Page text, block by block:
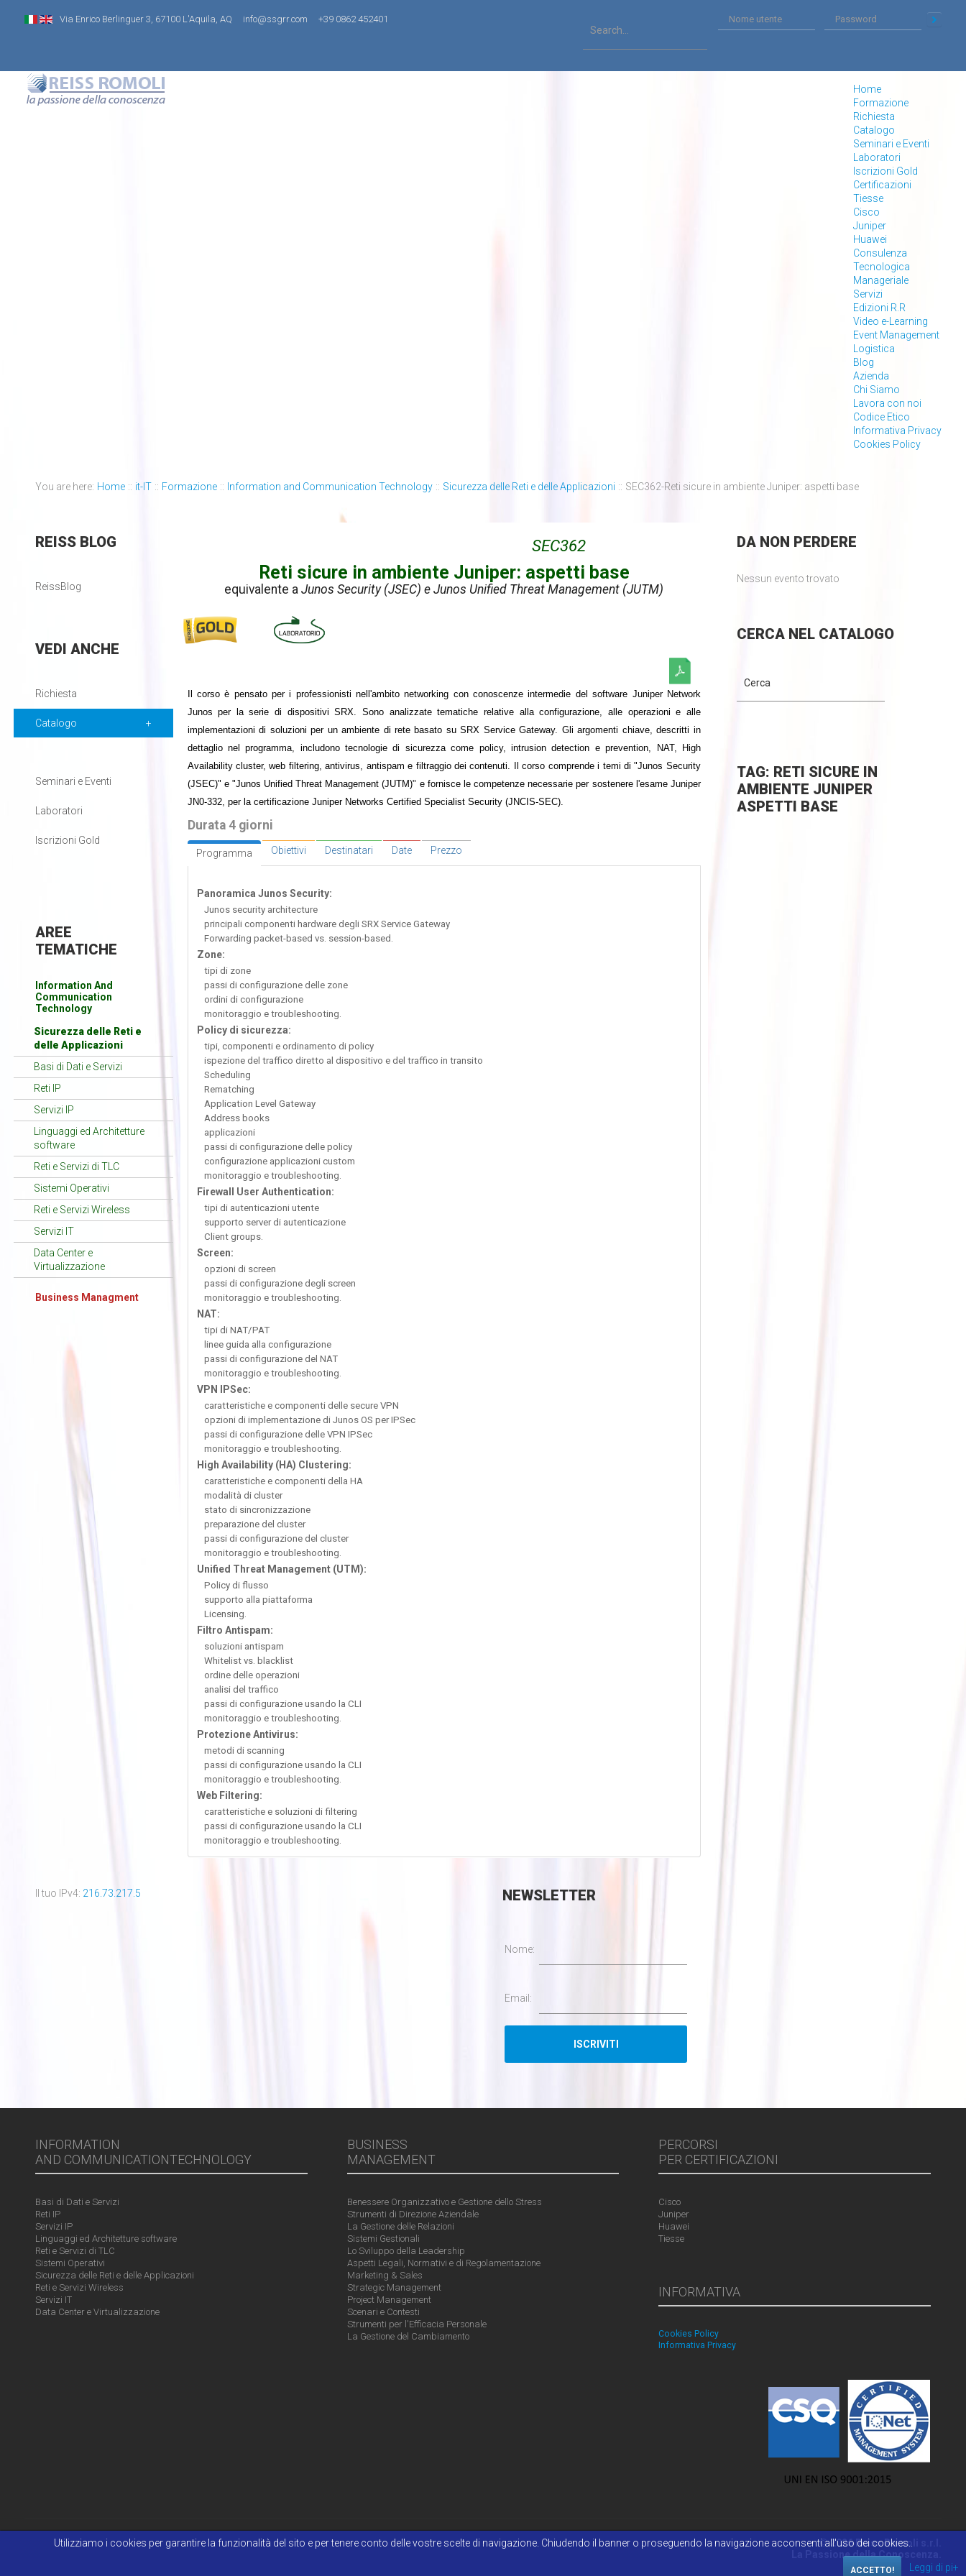
Via Enrico Berlinguer 3, 67100 L'Aquila, AQ info@ssgrr.com +39 0862 452401
Home
Formazione
Richiesta
Catalogo
Seminari e Eventi
Laboratori
Iscrizioni Gold
Certificazioni
Tiesse
Cisco
Juniper
Huawei
Consulenza
Tecnologica
Manageriale
Servizi
Edizioni R.R
Video e-Learning
Event Management
Logistica
Blog
Azienda
Chi Siamo
Lavora con noi
Codice Etico
Informativa Privacy
Cookies Policy
You are here: Home :: it-IT :: Formazione :: Information and Communication Technology :: Sicurezza delle Reti e delle Applicazioni :: SEC362-Reti sicure in ambiente Juniper: aspetti base
SEC362
Reti sicure in ambiente Juniper: aspetti base
equivalente aJunos Security (JSEC) e Junos Unified Threat Management (JUTM)
Il corso è pensato per i professionisti nell'ambito networking con conoscenze intermedie del software Juniper Network
Junos per la serie di dispositivi SRX. Sono analizzate tematiche relative alla configurazione, alle operazioni e alle
implementazioni di soluzioni per un ambiente di rete basato su SRX Service Gateway. Gli argomenti chiave, descritti in
dettaglio nel programma, includono tecnologie di sicurezza come policy, intrusion detection e prevention, NAT, High
Availability cluster, web filtering, antivirus, antispam e filtraggio dei contenuti. Il corso comprende i temi di "Junos Security
(JSEC)" e "Junos Unified Threat Management (JUTM)" e fornisce le competenze necessarie per sostenere l'esame Juniper
JN0-332, per la certificazione Juniper Networks Certified Specialist Security (JNCIS-SEC).
Durata 4 giorni
Programma Obiettivi Destinatari Date Prezzo
Panoramica Junos Security:
Junos security architecture
principali componenti hardware degli SRX Service Gateway
Forwarding packet-based vs. session-based.
Zone:
tipi di zone
passi di configurazione delle zone
ordini di configurazione
monitoraggio e troubleshooting.
Policy di sicurezza:
tipi, componenti e ordinamento di policy
ispezione del traffico diretto al dispositivo e del traffico in transito
Scheduling
Rematching
Application Level Gateway
Address books
applicazioni
passi di configurazione delle policy
configurazione applicazioni custom
monitoraggio e troubleshooting.
Firewall User Authentication:
tipi di autenticazioni utente
supporto server di autenticazione
Client groups.
Screen:
opzioni di screen
passi di configurazione degli screen
monitoraggio e troubleshooting.
NAT:
tipi di NAT/PAT
linee guida alla configurazione
passi di configurazione del NAT
monitoraggio e troubleshooting.
VPN IPSec:
caratteristiche e componenti delle secure VPN
opzioni di implementazione di Junos OS per IPSec
passi di configurazione delle VPN IPSec
monitoraggio e troubleshooting.
High Availability (HA) Clustering:
caratteristiche e componenti della HA
modalità di cluster
stato di sincronizzazione
preparazione del cluster
passi di configurazione del cluster
monitoraggio e troubleshooting.
Unified Threat Management (UTM):
Policy di flusso
supporto alla piattaforma
Licensing.
Filtro Antispam:
soluzioni antispam
Whitelist vs. blacklist
ordine delle operazioni
analisi del traffico
passi di configurazione usando la CLI
monitoraggio e troubleshooting.
Protezione Antivirus:
metodi di scanning
passi di configurazione usando la CLI
monitoraggio e troubleshooting.
Web Filtering:
caratteristiche e soluzioni di filtering
passi di configurazione usando la CLI
monitoraggio e troubleshooting.
REISSBLOG
ReissBlog
VEDI ANCHE
Richiesta
Catalogo
Seminari e Eventi
Laboratori
Iscrizioni Gold
AREE
TEMATICHE
Information And
Communication
Technology
Sicurezza delle Reti e
delle Applicazioni
Basi di Dati e Servizi
Reti IP
Servizi IP
Linguaggi ed Architetture
software
Reti e Servizi di TLC
Sistemi Operativi
Reti e Servizi Wireless
Servizi IT
Data Center e
Virtualizzazione
Business Managment
DANON PERDERE
Nessun evento trovato
CERCANEL CATALOGO
TAG: RETI SICURE IN
AMBIENTE JUNIPER
ASPETTI BASE
Il tuo IPv4: 216.73.217.5 NEWSLETTER
Nome:
Email:
INFORMATION
AND COMMUNICATIONTECHNOLOGY
Basi di Dati e Servizi
Reti IP
Servizi IP
Linguaggi ed Architetture software
Reti e Servizi di TLC
Sistemi Operativi
Sicurezza delle Reti e delle Applicazioni
Reti e Servizi Wireless
Servizi IT
Data Center e Virtualizzazione
BUSINESS
MANAGEMENT
Benessere Organizzativo e Gestione dello Stress
Strumenti di Direzione Aziendale
La Gestione delle Relazioni
Sistemi Gestionali
Lo Sviluppo della Leadership
Aspetti Legali, Normativi e di Regolamentazione
Marketing & Sales
Strategic Management
Project Management
Scenari e Contesti
Strumenti per l'Efficacia Personale
La Gestione del Cambiamento
PERCORSI
PER CERTIFICAZIONI
Cisco
Juniper
Huawei
Tiesse
INFORMATIVA
Cookies Policy
Informativa Privacy
© 2026 Reiss Romoli s.r.l.
La Passione della Conoscenza.
Utilizziamo i cookies per garantire la funzionalità del sito e per tenere conto delle vostre scelte di navigazione. Chiudendo il banner o proseguendo la navigazione acconsenti all'uso dei cookies..
ACCETTO! Leggi di pi+